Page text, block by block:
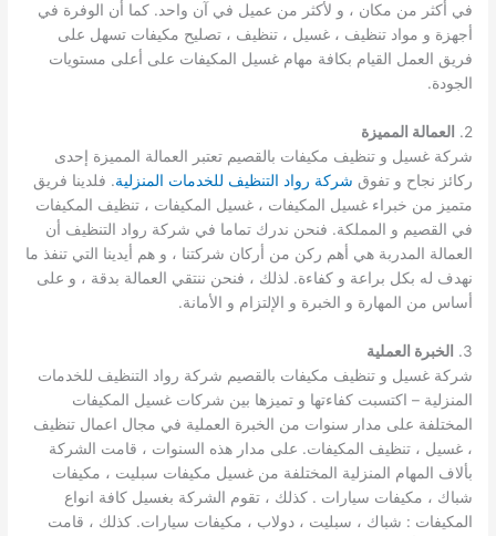
في أكثر من مكان ، و لأكثر من عميل في آن واحد. كما أن الوفرة في
أجهزة و مواد تنظيف ، غسيل ، تنظيف ، تصليح مكيفات تسهل على
فريق العمل القيام بكافة مهام غسيل المكيفات على أعلى مستويات
الجودة.
2.
العمالة المميزة
شركة غسيل و تنظيف مكيفات بالقصيم تعتبر العمالة المميزة إحدى
ركائز نجاح و تفوق شركة رواد التنظيف للخدمات المنزلية. فلدينا فريق
متميز من خبراء غسيل المكيفات ، غسيل المكيفات ، تنظيف المكيفات
في القصيم و المملكة. فنحن ندرك تماما في شركة رواد التنظيف أن
العمالة المدربة هي أهم ركن من أركان شركتنا ، و هم أيدينا التي تنفذ ما
نهدف له بكل براعة و كفاءة. لذلك ، فنحن ننتقي العمالة بدقة ، و على
أساس من المهارة و الخبرة و الإلتزام و الأمانة.
3.
الخبرة العملية
شركة غسيل و تنظيف مكيفات بالقصيم شركة رواد التنظيف للخدمات
المنزلية – اكتسبت كفاءتها و تميزها بين شركات غسيل المكيفات
المختلفة على مدار سنوات من الخبرة العملية في مجال اعمال تنظيف
، غسيل ، تنظيف المكيفات. على مدار هذه السنوات ، قامت الشركة
بألاف المهام المنزلية المختلفة من غسيل مكيفات سبليت ، مكيفات
شباك ، مكيفات سيارات . كذلك ، تقوم الشركة بغسيل كافة انواع
المكيفات : شباك ، سبليت ، دولاب ، مكيفات سيارات. كذلك ، قامت